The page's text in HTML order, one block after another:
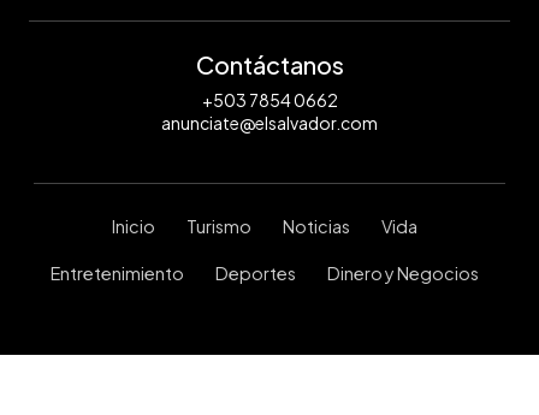
Contáctanos
+503 7854 0662
anunciate@elsalvador.com
Inicio Turismo Noticias Vida
Entretenimiento Deportes Dinero y Negocios